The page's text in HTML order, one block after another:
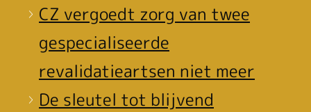
CZ vergoedt zorg van twee
gespecialiseerde
revalidatieartsen niet meer
De sleutel tot blijvend